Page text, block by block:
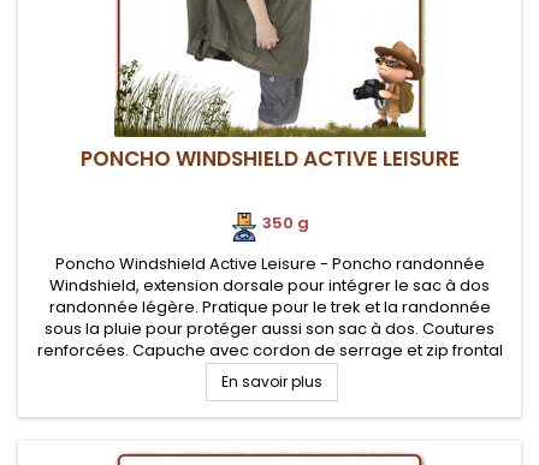
PONCHO WINDSHIELD ACTIVE LEISURE
350 g
Poncho Windshield Active Leisure - Poncho randonnée
Windshield, extension dorsale pour intégrer le sac à dos
randonnée légère. Pratique pour le trek et la randonnée
sous la pluie pour protéger aussi son sac à dos. Coutures
renforcées. Capuche avec cordon de serrage et zip frontal
En savoir plus